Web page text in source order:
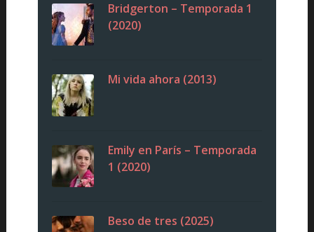
Bridgerton – Temporada 1
(2020)
Mi vida ahora (2013)
Emily en París – Temporada
1 (2020)
Beso de tres (2025)